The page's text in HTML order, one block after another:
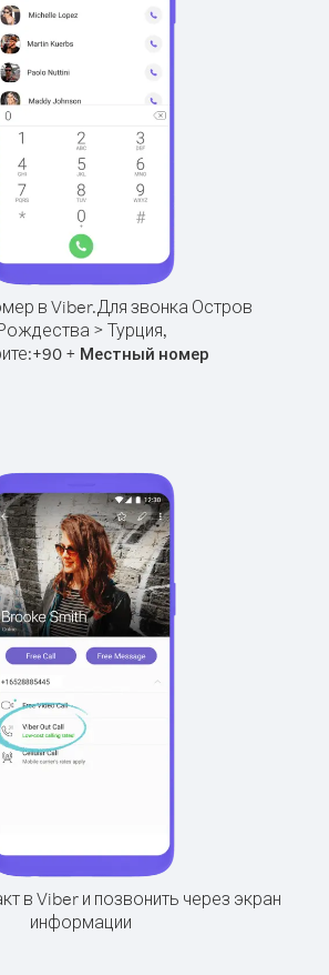
в Viber.Для звонка Остров
> Турция,
+90 + Местный номер
в Viber и позвонить через экран
информации